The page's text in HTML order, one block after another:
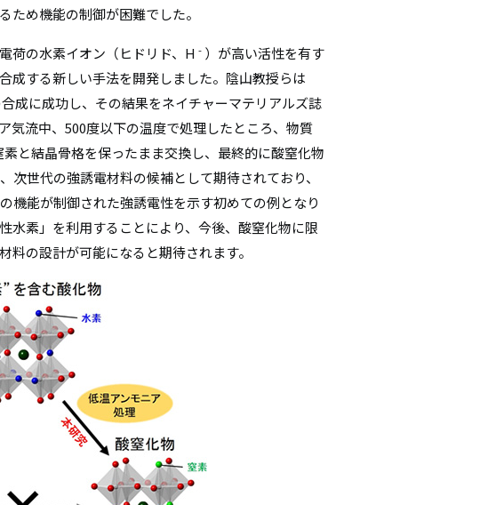
ため機能の制御が困難でした。
荷の水素イオン（ヒドリド、H - ）が高い活性を有す
成する新しい手法を開発しました。陰山教授らは
成に成功し、その結果をネイチャーマテリアルズ誌
気流中、500度以下の温度で処理したところ、物質
素と結晶骨格を保ったまま交換し、最終的に酸窒化物
世代の強誘電材料の候補として期待されており、
機能が制御された強誘電性を示す初めての例となり
水素」を利用することにより、今後、酸窒化物に限
料の設計が可能になると期待されます。